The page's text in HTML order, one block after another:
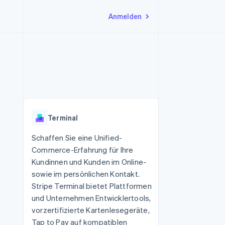
Anmelden
Radar
Start-up-Gründung
Climate
CO₂-Entnahme
Identity
Online-Identitätsprüfung
API-Status
Terminal
Schaffen Sie eine Unified-
Commerce-Erfahrung für Ihre
Kundinnen und Kunden im Online-
sowie im persönlichen Kontakt.
Stripe Terminal bietet Plattformen
und Unternehmen Entwicklertools,
vorzertifizierte Kartenlesegeräte,
Tap to Pay auf kompatiblen